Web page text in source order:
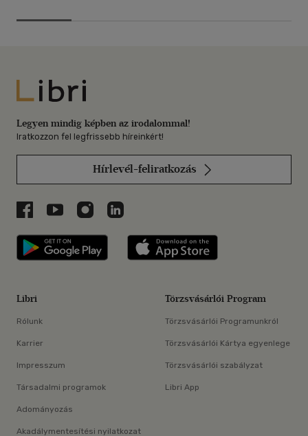
Libri
Legyen mindig képben az irodalommal!
Iratkozzon fel legfrissebb híreinkért!
Hírlevél-feliratkozás
Libri a Facebookon
Libri a Youtube-on
Libri az Instagramon
Libri a LinkedInen
Libri applikáció Szerezd meg: Google
Libri
Rólunk
Karrier
Impresszum
Társadalmi programok
Adományozás
Akadálymentesítési nyilatkozat
Törzsvásárlói Program
Törzsvásárlói Programunkról
Törzsvásárlói Kártya egyenlege
Törzsvásárlói szabályzat
Libri App